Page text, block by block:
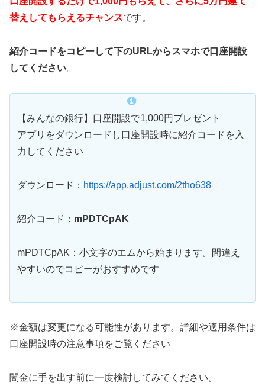
替えしてもらえるチャンスです。
紹介コードをコピーして下のURLからスマホで口座開設
してください。
【みんなの銀行】口座開設で1,000円プレゼント
アプリをダウンロードし口座開設時に紹介コードを入
力してください
ダウンロード： https://app.adjust.com/2tho638
紹介コード： mPDTCpAK
mPDTCpAK：小文字のエムから始まります。間違え
やすいのでコピーがおすすめです
※金額は変更になる可能性があります。詳細や適用条件は
口座開設時の注意事項をご覧ください
闇金に手を出す前に一度検討してみてください。